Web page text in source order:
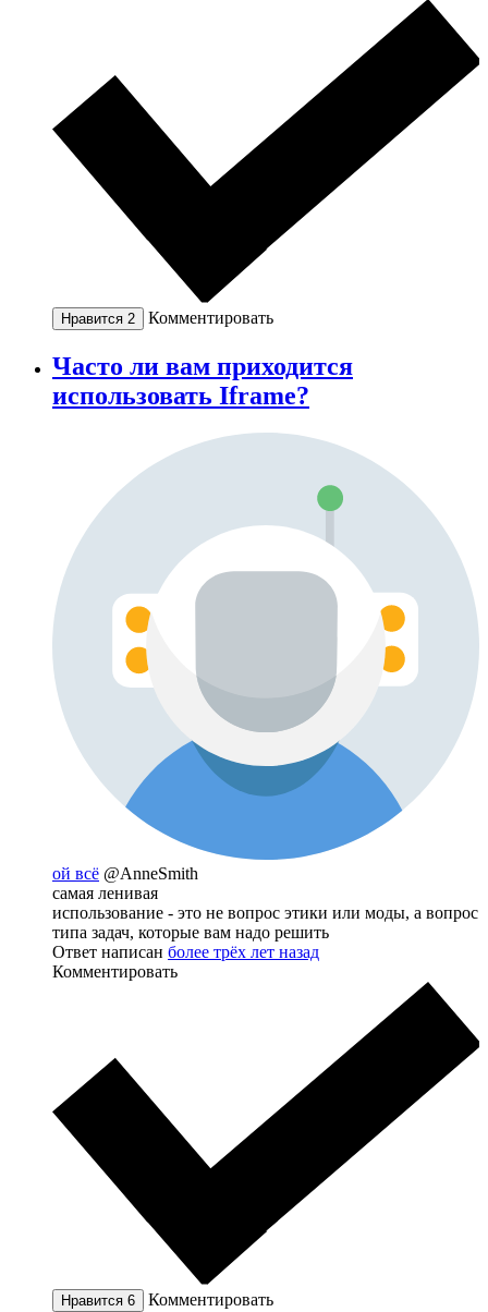
Нравится 2 Комментировать
Часто ли вам приходится
использовать Iframe?
ой всё @AnneSmith
самая ленивая
использование - это не вопрос этики или моды, а вопрос
типа задач, которые вам надо решить
Ответ написан более трёх лет назад
Комментировать
Нравится 6 Комментировать